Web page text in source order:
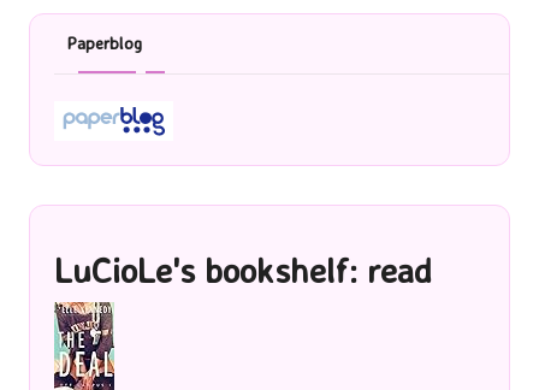
Paperblog
LuCioLe's bookshelf: read